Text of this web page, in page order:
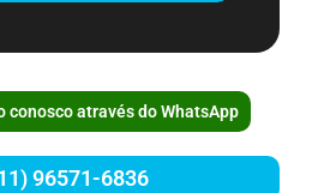
conosco através do WhatsApp
96571-6836